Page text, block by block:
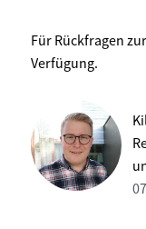
Für Rückfragen
Verfügung.